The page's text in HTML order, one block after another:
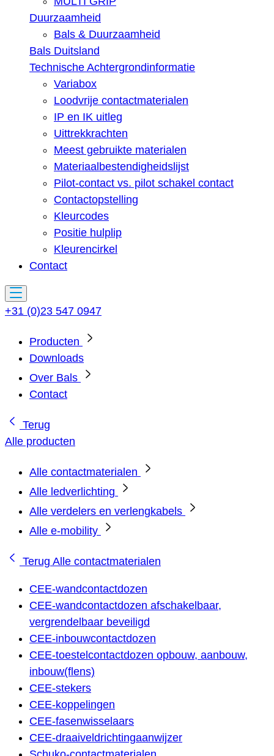
Duurzaamheid
Bals & Duurzaamheid
Bals Duitsland
Technische Achtergrondinformatie
Variabox
Loodvrije contactmaterialen
IP en IK uitleg
Uittrekkrachten
Meest gebruikte materialen
Materiaalbestendigheidslijst
Pilot-contact vs. pilot schakel contact
Contactopstelling
Kleurcodes
Positie hulplip
Kleurencirkel
Contact
+31 (0)23 547 0947
Producten
Downloads
Over Bals
Contact
Terug
Alle producten
Alle contactmaterialen
Alle ledverlichting
Alle verdelers en verlengkabels
Alle e-mobility
Terug Alle contactmaterialen
CEE-wandcontactdozen
CEE-wandcontactdozen afschakelbaar,
vergrendelbaar beveiligd
CEE-inbouwcontactdozen
CEE-toestelcontactdozen opbouw, aanbouw,
inbouw(flens)
CEE-stekers
CEE-koppelingen
CEE-fasenwisselaars
CEE-draaiveldrichtingaanwijzer